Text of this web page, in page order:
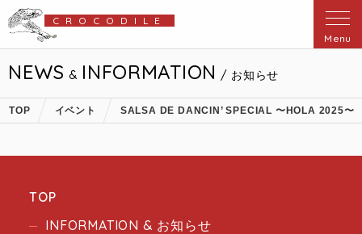
CROCODILE
Menu
NEWS & INFORMATION / お知らせ
TOP イベント SALSA DE DANCIN’ SPECIAL 〜HOLA 2025〜
TOP
INFORMATION & お知らせ